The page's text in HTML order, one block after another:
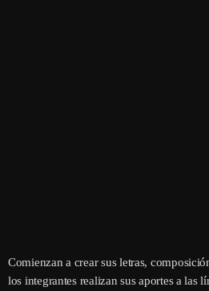
Comienzan a crear sus letras,
los integrantes realizan sus aportes a las